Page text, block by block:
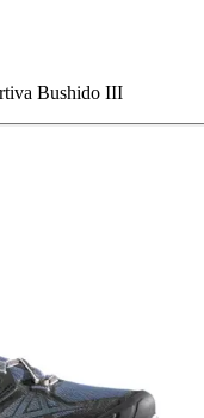
Bushido III